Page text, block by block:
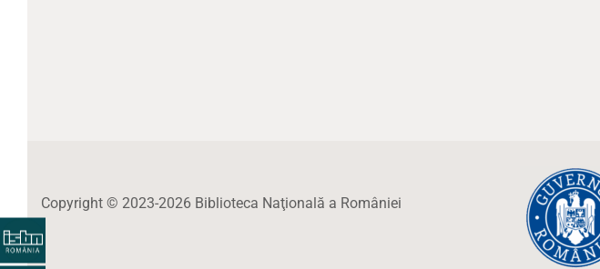
Copyright © 2023-2026 Biblioteca Naţională a României